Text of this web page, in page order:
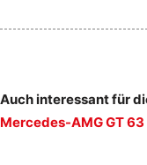
Auch interessant für
Mercedes-AMG GT